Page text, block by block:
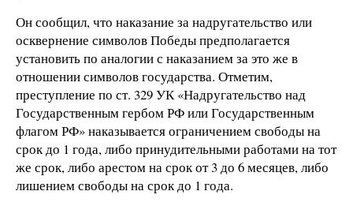
Он сообщил, что наказание за надругательство или
осквернение символов Победы предполагается
установить по аналогии с наказанием за это же в
отношении символов государства. Отметим,
преступление по ст. 329 УК «Надругательство над
Государственным гербом РФ или Государственным
флагом РФ» наказывается ограничением свободы на
срок до 1 года, либо принудительными работами на тот
же срок, либо арестом на срок от 3 до 6 месяцев, либо
лишением свободы на срок до 1 года.